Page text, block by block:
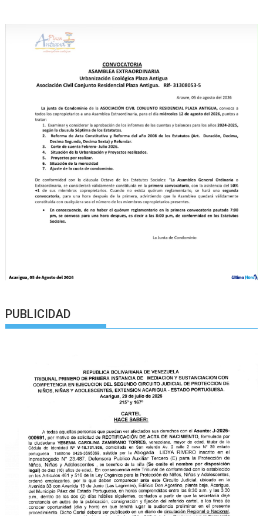
PUBLICIDAD